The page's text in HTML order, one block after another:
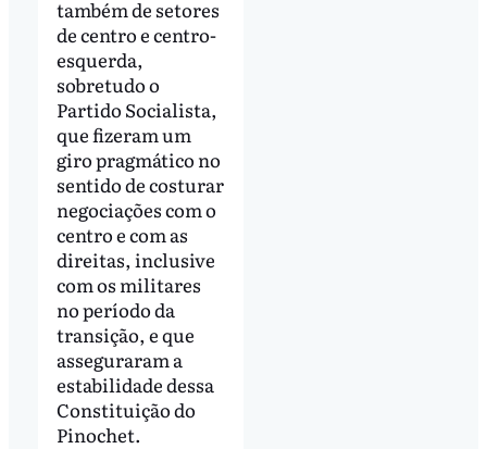
também de setores
de centro e centro-
esquerda,
sobretudo o
Partido Socialista,
que fizeram um
giro pragmático no
sentido de costurar
negociações com o
centro e com as
direitas, inclusive
com os militares
no período da
transição, e que
asseguraram a
estabilidade dessa
Constituição do
Pinochet.